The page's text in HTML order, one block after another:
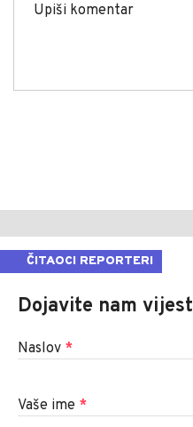
ČITAOCI REPORTERI
Dojavite nam vijest
Naslov *
Vaše ime *